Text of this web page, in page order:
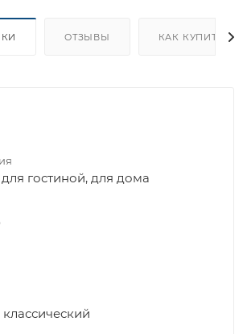
ОТЗЫВЫ КАК КУПИТЬ
гостиной, для дома